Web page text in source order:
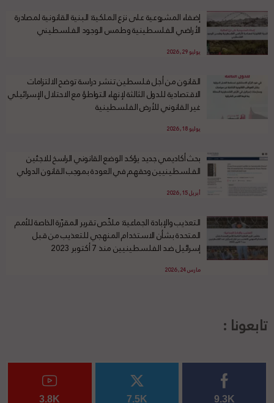
إضفاء المشروعية على نزع الملكية: البنية القانونية لمصادرة
الأراضي الفلسطينية وطمس الوجود الفلسطيني
يوليو 29, 2026
القانون من أجل فلسطين تنشر دراسة توضح الالتزامات
الاقتصادية للدول الثالثة لإنهاء التواطؤ مع الاحتلال الإسرائيلي
غير القانوني للأرض الفلسطينية
يوليو 18, 2026
بحث أكاديمي جديد يؤكد الوضع القانوني الراسخ للاجئين
الفلسطينيين وحقهم في العودة بموجب القانون الدولي
أبريل 15, 2026
التعذيب والإبادة الجماعية: ملخّص تقرير المقرّرة الخاصة للأمم
المتحدة بشأن الاستخدام المنهجي للتعذيب من قبل
إسرائيل ضد الفلسطينيين منذ 7 أكتوبر 2023
مارس 24, 2026
تابعونا :
9.3K
7.5K
3.8K